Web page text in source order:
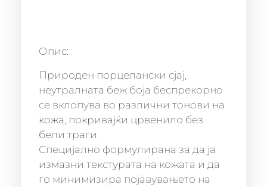
Опис:
Природен порцелански сјај,
неутралната беж боја беспрекорно
се вклопува во различни тонови на
кожа, покривајќи црвенило без
бели траги.
Специјално формулирана за да ја
измазни текстурата на кожата и да
го минимизира појавувањето на